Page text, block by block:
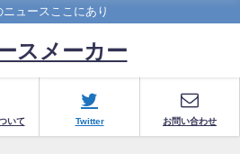
ニュースここにあり
スメーカー
いて Twitter お問い合わせ